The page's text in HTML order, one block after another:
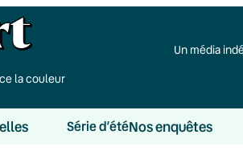
la couleur
Un média
Série d’étéNos enquêtes